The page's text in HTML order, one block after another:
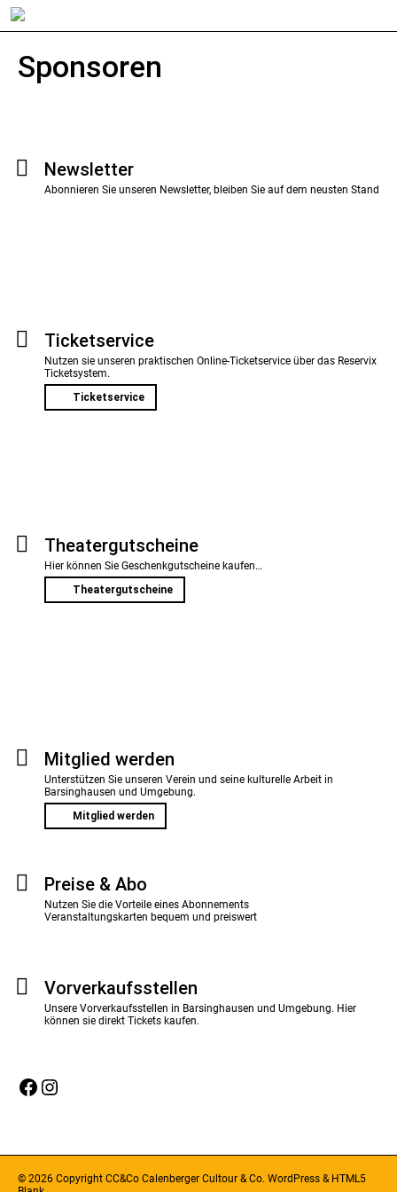
Sponsoren
Newsletter
Abonnieren Sie unseren Newsletter, bleiben Sie auf dem neusten Stand
Ticket­service
Nutzen sie unseren praktischen Online-Ticketservice über das Reservix
Ticketsystem.
Ticketservice
Theater­gutscheine
Hier können Sie Geschenkgutscheine kaufen…
Theatergutscheine
Mitglied werden
Unterstützen Sie unseren Verein und seine kulturelle Arbeit in
Barsinghausen und Umgebung.
Mitglied werden
Preise & Abo
Nutzen Sie die Vorteile eines Abonnements
Veranstaltungskarten bequem und preiswert
Vorverkaufsstellen
Unsere Vorverkaufsstellen in Barsinghausen und Umgebung. Hier
können sie direkt Tickets kaufen.
Facebook
Instagram
© 2026 Copyright CC&Co Calenberger Cultour & Co. WordPress & HTML5